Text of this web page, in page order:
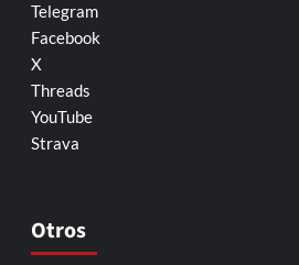
Telegram
Facebook
X
Threads
YouTube
Strava
Otros